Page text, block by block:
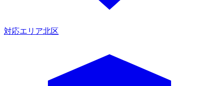
対応エリア北区